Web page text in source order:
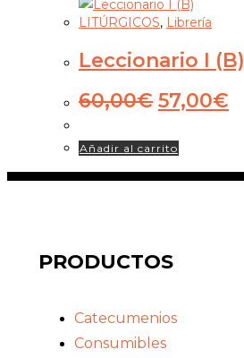
LITÚRGICOS, Librería
Leccionario I (B)
60,00€ 57,00€
Añadir al carrito
PRODUCTOS
Catecumenios
Consumibles